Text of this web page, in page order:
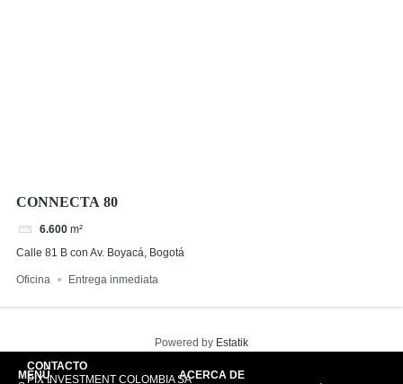
CONNECTA 80
6.600 m²
Calle 81 B con Av. Boyacá, Bogotá
Oficina Entrega inmediata
Powered by Estatik
MENÚ
ACERCA DE
CONTACTO
PIX INVESTMENT COLOMBIA SA